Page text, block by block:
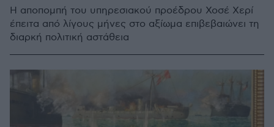
Η αποπομπή του υπηρεσιακού προέδρου Χοσέ Χερί
έπειτα από λίγους μήνες στο αξίωμα επιβεβαιώνει τη
διαρκή πολιτική αστάθεια